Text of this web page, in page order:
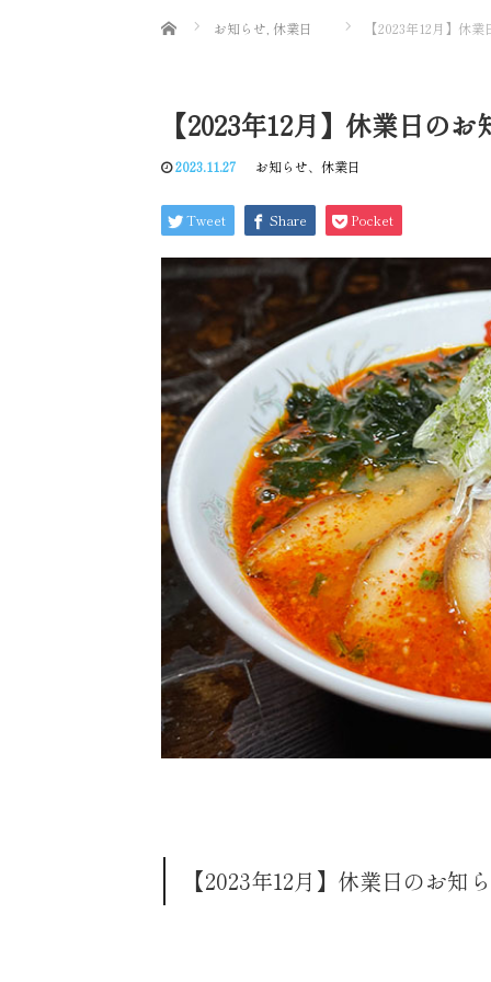
Home お知らせ 休業日 【2023年12月】休
【2023年12月】休業日のお
2023.11.27 お知らせ、 休業日
Tweet Share Pocket
【2023年12月】休業日のお知